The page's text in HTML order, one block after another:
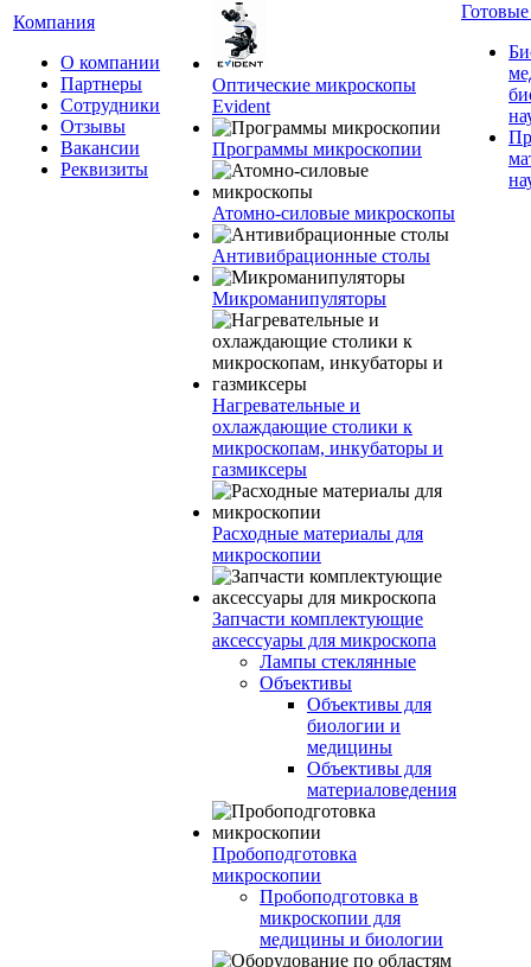
Компания
О компании
Партнеры
Сотрудники
Отзывы
Вакансии
Реквизиты
Оптические микроскопы
Evident
Программы микроскопии
Атомно-силовые микроскопы
Антивибрационные столы
Микроманипуляторы
Нагревательные и
охлаждающие столики к
микроскопам, инкубаторы и
газмиксеры
Расходные материалы для
микроскопии
Запчасти комплектующие
аксессуары для микроскопа
Лампы стеклянные
Объективы
Объективы для
биологии и
медицины
Объективы для
материаловедения
Пробоподготовка
микроскопии
Пробоподготовка в
микроскопии для
медицины и биологии